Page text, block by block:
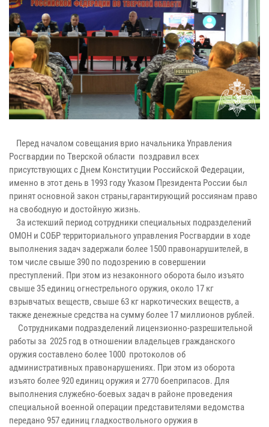
Перед началом совещания врио начальника Управления
Росгвардии по Тверской области поздравил всех
присутствующих с Днем Конституции Российской Федерации,
именно в этот день в 1993 году Указом Президента России был
принят основной закон страны,гарантирующий россиянам право
на свободную и достойную жизнь.
За истекший период сотрудники специальных подразделений
ОМОН и СОБР территориального управления Росгвардии в ходе
выполнения задач задержали более 1500 правонарушителей, в
том числе свыше 390 по подозрению в совершении
преступлений. При этом из незаконного оборота было изъято
свыше 35 единиц огнестрельного оружия, около 17 кг
взрывчатых веществ, свыше 63 кг наркотических веществ, а
также денежные средства на сумму более 17 миллионов рублей.
Сотрудниками подразделений лицензионно-разрешительной
работы за 2025 год в отношении владельцев гражданского
оружия составлено более 1000 протоколов об
административных правонарушениях. При этом из оборота
изъято более 920 единиц оружия и 2770 боеприпасов. Для
выполнения служебно-боевых задач в районе проведения
специальной военной операции представителями ведомства
передано 957 единиц гладкоствольного оружия в